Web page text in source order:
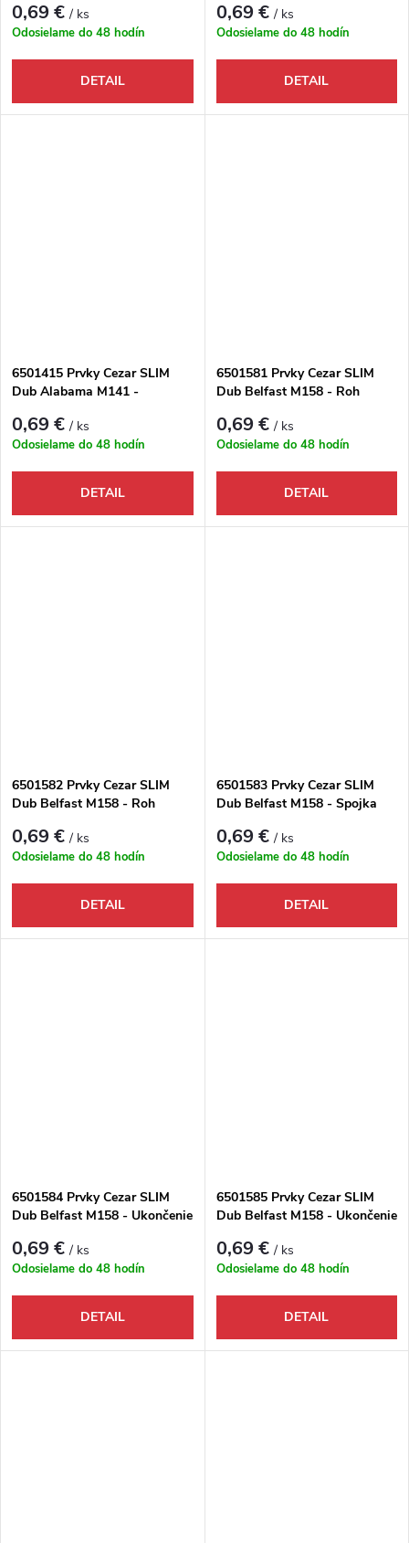
0,69 €/ ks
Odosielame do 48 hodín
DETAIL
0,69 €/ ks
Odosielame do 48 hodín
DETAIL
6501415 Prvky Cezar SLIM
Dub Alabama M141 -
0,69 €/ ks
Odosielame do 48 hodín
DETAIL
6501581 Prvky Cezar SLIM
Dub Belfast M158 - Roh
0,69 €/ ks
Odosielame do 48 hodín
DETAIL
6501582 Prvky Cezar SLIM
Dub Belfast M158 - Roh
0,69 €/ ks
Odosielame do 48 hodín
DETAIL
6501583 Prvky Cezar SLIM
Dub Belfast M158 - Spojka
0,69 €/ ks
Odosielame do 48 hodín
DETAIL
6501584 Prvky Cezar SLIM
Dub Belfast M158 - Ukončenie
0,69 €/ ks
Odosielame do 48 hodín
DETAIL
6501585 Prvky Cezar SLIM
Dub Belfast M158 - Ukončenie
0,69 €/ ks
Odosielame do 48 hodín
DETAIL